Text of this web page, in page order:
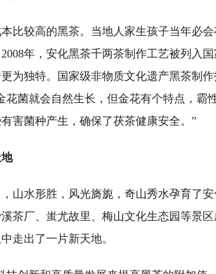
比较高的黑茶。当地人家生孩子当年必
年，安化黑茶千两茶制作工艺被列入国
为独特。国家级非物质文化遗产黑茶制
花菌就会自然生长，但金花有个特点，霸
害菌种产生，确保了茯茶健康安全。”
山水形胜，风光旖旎，奇山秀水孕育了
茶厂、蚩尤故里、梅山文化生态园等景
走出了一片新天地。